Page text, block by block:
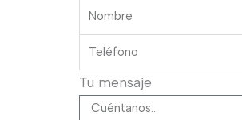
Tu mensaje